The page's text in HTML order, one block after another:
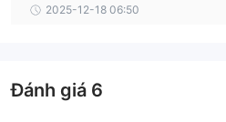
tham gia thị trường Forex
2025-12-18 06:50
Đánh giá 6